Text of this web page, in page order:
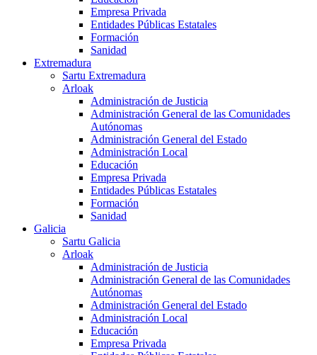
Empresa Privada
Entidades Públicas Estatales
Formación
Sanidad
Extremadura
Sartu Extremadura
Arloak
Administración de Justicia
Administración General de las Comunidades
Autónomas
Administración General del Estado
Administración Local
Educación
Empresa Privada
Entidades Públicas Estatales
Formación
Sanidad
Galicia
Sartu Galicia
Arloak
Administración de Justicia
Administración General de las Comunidades
Autónomas
Administración General del Estado
Administración Local
Educación
Empresa Privada